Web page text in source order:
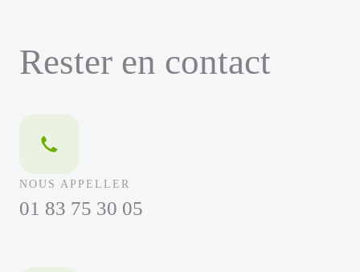
Rester en contact
NOUS APPELLER
01 83 75 30 05